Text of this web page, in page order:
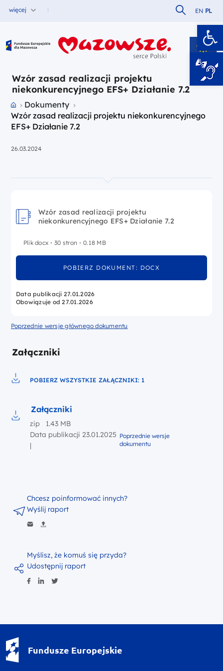
więcej Szukaj w
EN PL
Fundusze Europejskie dla Mazowsza
Wzór zasad realizacji projektu
niekonkurencyjnego EFS+ Działanie 7.2
Przejdź do strony głównej portalu
Dokumenty
Wzór zasad realizacji projektu niekonkurencyjnego
EFS+ Działanie 7.2
26.03.2024
Poprzednie wersje głównego dokumentu
Załączniki
POBIERZ WSZYSTKIE ZAŁĄCZNIKI: 1
Załączniki
zip 1.43 MB
Data publikacji 23.01.2025
|
Poprzednie wersje
dokumentu
Wzór zasad realizacji projektu
niekonkurencyjnego EFS+ Działanie 7.2
Plik docx 30 stron 0.18 MB
POBIERZ DOKUMENT: DOCX
Data publikacji 27.01.2026
Obowiązuje od 27.01.2026
Myślisz, że komuś się przyda?
Udostępnij raport
Chcesz poinformować innych?
Wyślij raport
Fundusze Europejskie